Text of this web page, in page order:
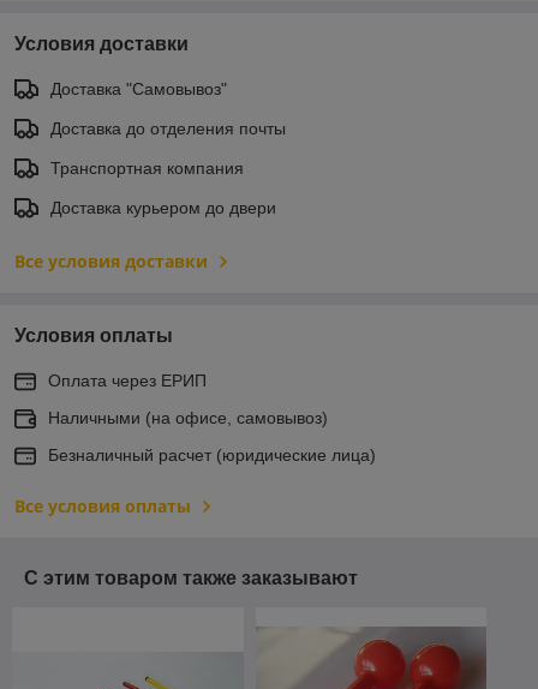
Условия доставки
Доставка "Самовывоз"
Доставка до отделения почты
Транспортная компания
Доставка курьером до двери
Все условия доставки
Условия оплаты
Оплата через ЕРИП
Наличными (на офисе, самовывоз)
Безналичный расчет (юридические лица)
Все условия оплаты
С этим товаром также заказывают